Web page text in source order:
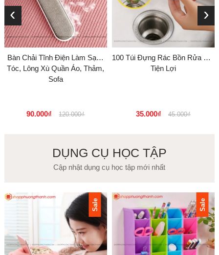
Bàn Chải Tĩnh Điện Làm Sạch
Tóc, Lông Xù Quần Áo, Thảm,
Sofa
90.000₫ 120.000₫
100 Túi Đựng Rác Bồn Rửa Bát
Tiện Lợi
35.000₫ 45.000₫
‹ ›
DỤNG CỤ HỌC TẬP
Cập nhật dụng cụ học tập mới nhất
Sale Sale